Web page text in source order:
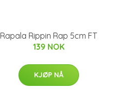
Rapala Rippin Rap 5cm FT
139 NOK
KJØP NÅ